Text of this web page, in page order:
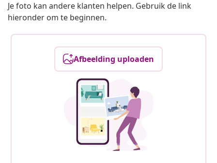
Je foto kan andere klanten helpen. Gebruik de link
hieronder om te beginnen.
Afbeelding uploaden